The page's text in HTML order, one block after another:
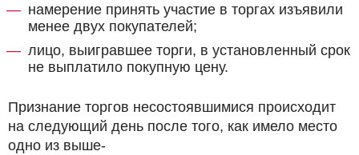
намерение принять участие в торгах изъявили
менее двух покупателей;
лицо, выигравшее торги, в установленный срок
не выплатило покупную цену.
Признание торгов несостоявшимися происходит
на следующий день после того, как имело место
одно из выше-